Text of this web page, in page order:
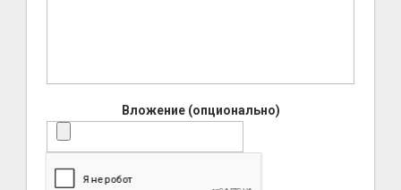
Вложение (опционально)